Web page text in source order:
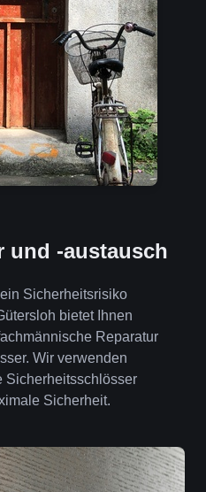
und -austausch
Sicherheitsrisiko
bietet Ihnen
Reparatur
Wir verwenden
Sicherheitsschlösser
Sicherheit.